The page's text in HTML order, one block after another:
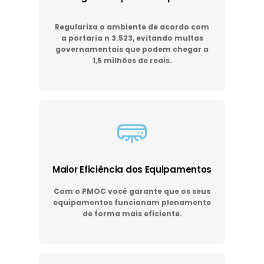
Regulariza o ambiente de acordo com
a portaria n 3.523, evitando multas
governamentais que podem chegar a
1,5 milhões de reais.
Maior Eficiência dos Equipamentos
Com o PMOC você garante que os seus
equipamentos funcionam plenamente
de forma mais eficiente.